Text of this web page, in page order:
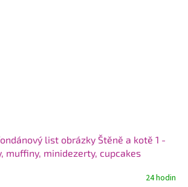
list obrázky Štěně a kotě 1 -
muffiny, minidezerty, cupcakes
24 hodin